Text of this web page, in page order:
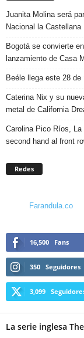
Juanita Molina será
Nacional la Castellana
Bogotá se convierte
lanzamiento de Casa
Beéle llega este 28
Caterina Nix y su
metal de California
Carolina Pico Ríos,
second hand al front
Redes
Farandula.co
16,500 Fans
350 Seguidores
3,099
La serie inglesa